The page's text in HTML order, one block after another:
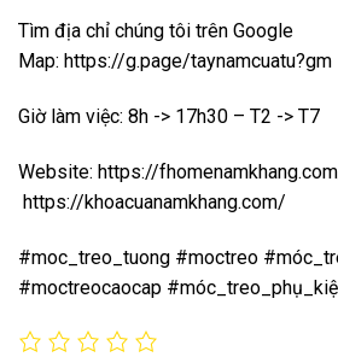
Tìm địa chỉ chúng tôi trên Google
Map: https://g.page/taynamcuatu?gm
Giờ làm việc: 8h -> 17h30 – T2 -> T7
Website: https://
https://khoacuanamkhang.com/
#moc_treo_tuong #moctreo
#moctreocaocap